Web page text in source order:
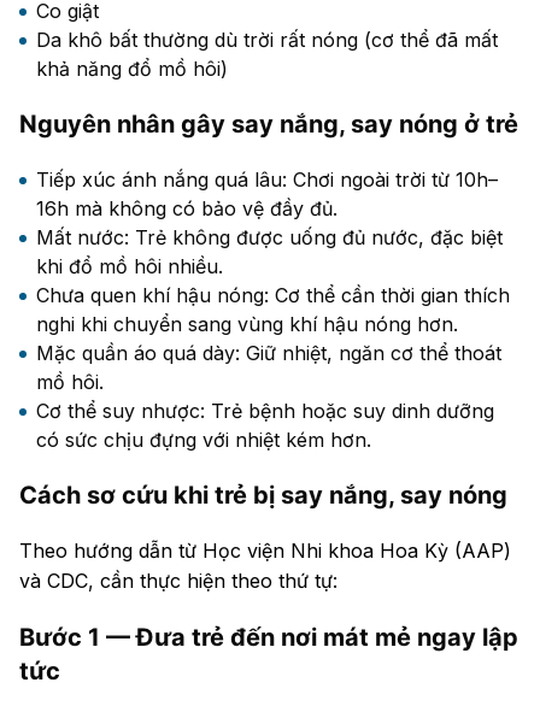
Co giật
Da khô bất thường dù trời rất nóng (cơ thể đã mất
khả năng đổ mồ hôi)
Nguyên nhân gây say nắng, say nóng ở trẻ
Tiếp xúc ánh nắng quá lâu: Chơi ngoài trời từ 10h–
16h mà không có bảo vệ đầy đủ.
Mất nước: Trẻ không được uống đủ nước, đặc biệt
khi đổ mồ hôi nhiều.
Chưa quen khí hậu nóng: Cơ thể cần thời gian thích
nghi khi chuyển sang vùng khí hậu nóng hơn.
Mặc quần áo quá dày: Giữ nhiệt, ngăn cơ thể thoát
mồ hôi.
Cơ thể suy nhược: Trẻ bệnh hoặc suy dinh dưỡng
có sức chịu đựng với nhiệt kém hơn.
Cách sơ cứu khi trẻ bị say nắng, say nóng
Theo hướng dẫn từ Học viện Nhi khoa Hoa Kỳ (AAP)
và CDC, cần thực hiện theo thứ tự:
Bước 1 — Đưa trẻ đến nơi mát mẻ ngay lập
tức